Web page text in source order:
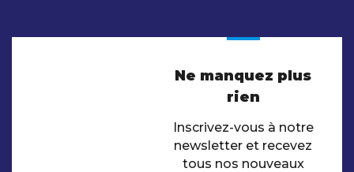
Ne manquez plus
rien
Inscrivez-vous à notre
newsletter et recevez
tous nos nouveaux